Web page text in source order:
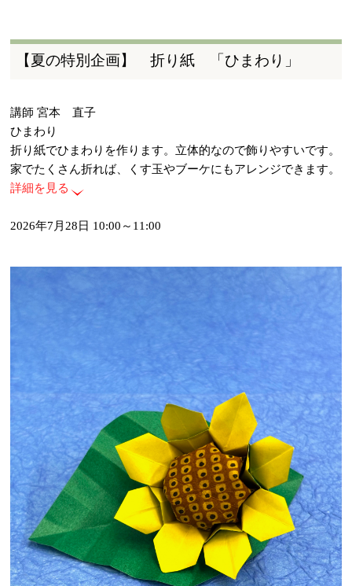
【夏の特別企画】 折り紙 「ひまわり」
講師 宮本 直子
ひまわり
折り紙でひまわりを作ります。立体的なので飾りやすいです。
家でたくさん折れば、くす玉やブーケにもアレンジできます。
詳細を見る
2026年7月28日 10:00～11:00